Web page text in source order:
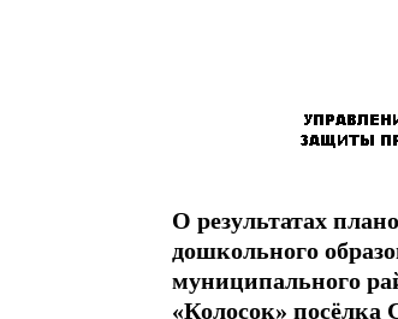
О результатах
дошкольного
муниципального
«Колосок» посёлка